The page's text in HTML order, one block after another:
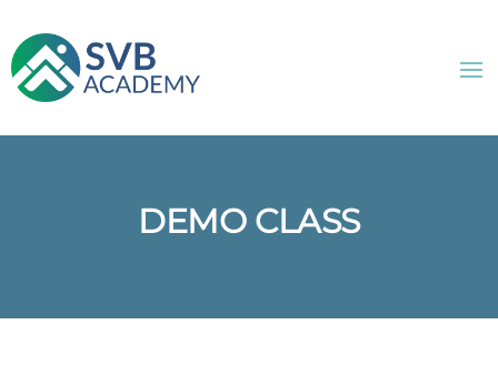
DEMO CLASS